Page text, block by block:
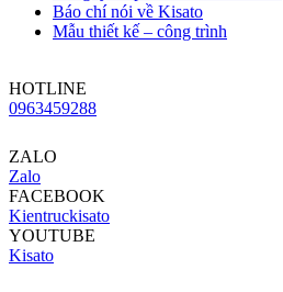
Báo chí nói về Kisato
Mẫu thiết kế – công trình
HOTLINE
0963459288
ZALO
Zalo
FACEBOOK
Kientruckisato
YOUTUBE
Kisato